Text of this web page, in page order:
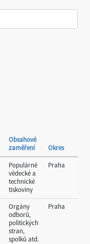
Obsahové
zaměření
Okres
Populárně
vědecké a
technické
tiskoviny
Praha
Orgány
odborů,
politických
stran,
spolků atd.
Praha